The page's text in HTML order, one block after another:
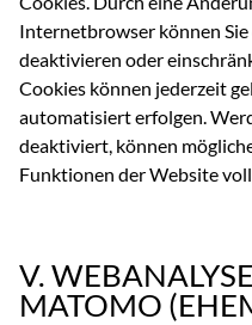
Internetbrowser können
deaktivieren oder
Cookies können jederzeit
automatisiert erfolgen.
deaktiviert, können
Funktionen der Website
V.
MATOMO